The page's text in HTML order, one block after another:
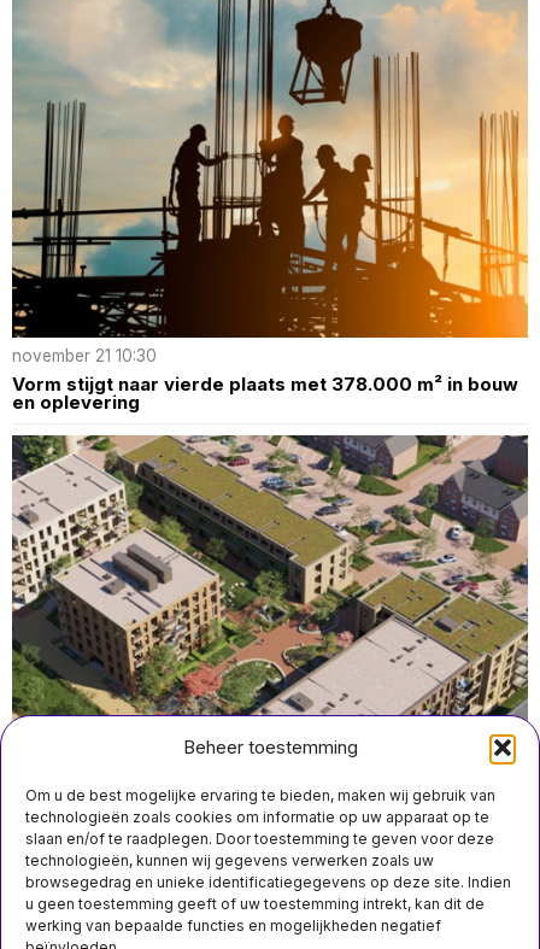
Beheer toestemming
Om u de best mogelijke ervaring te bieden, maken wij gebruik van
technologieën zoals cookies om informatie op uw apparaat op te
slaan en/of te raadplegen. Door toestemming te geven voor deze
technologieën, kunnen wij gegevens verwerken zoals uw
browsegedrag en unieke identificatiegegevens op deze site. Indien
u geen toestemming geeft of uw toestemming intrekt, kan dit de
werking van bepaalde functies en mogelijkheden negatief
november 21 10:30
Vorm stijgt naar vierde plaats met 378.000 m² in bouw
en oplevering
oktober 27 15:50
Feestelijke start van de bouw van HONK in Hoofddorp
met minister Keijzer en wethouder van Straten